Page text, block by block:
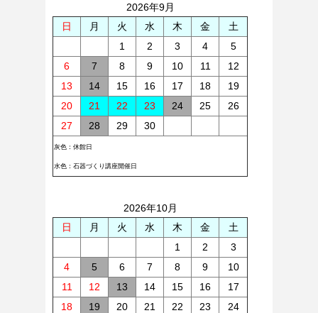
2026年9月
日
月 火 水 木 金
土
1
2 3 4
5
6
7 8 9 10 11
12
13
14 15 16 17 18
19
20
21 22 23 24 25
26
27
28 29 30
灰色：休館日
水色：石器づくり講座開催日
2026年10月
日
月 火 水 木 金
土
1
2
3
4
5 6 7 8 9
10
11
12 13 14 15 16
17
18
19 20 21 22 23
24